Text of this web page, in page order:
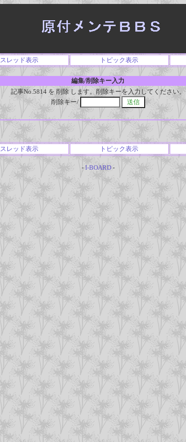
スレッド表示 トピック表示
編集/削除キー入力
記事No.5814 を 削除 します。削除キーを入力してください。
削除キー/
スレッド表示 トピック表示
- I-BOARD-